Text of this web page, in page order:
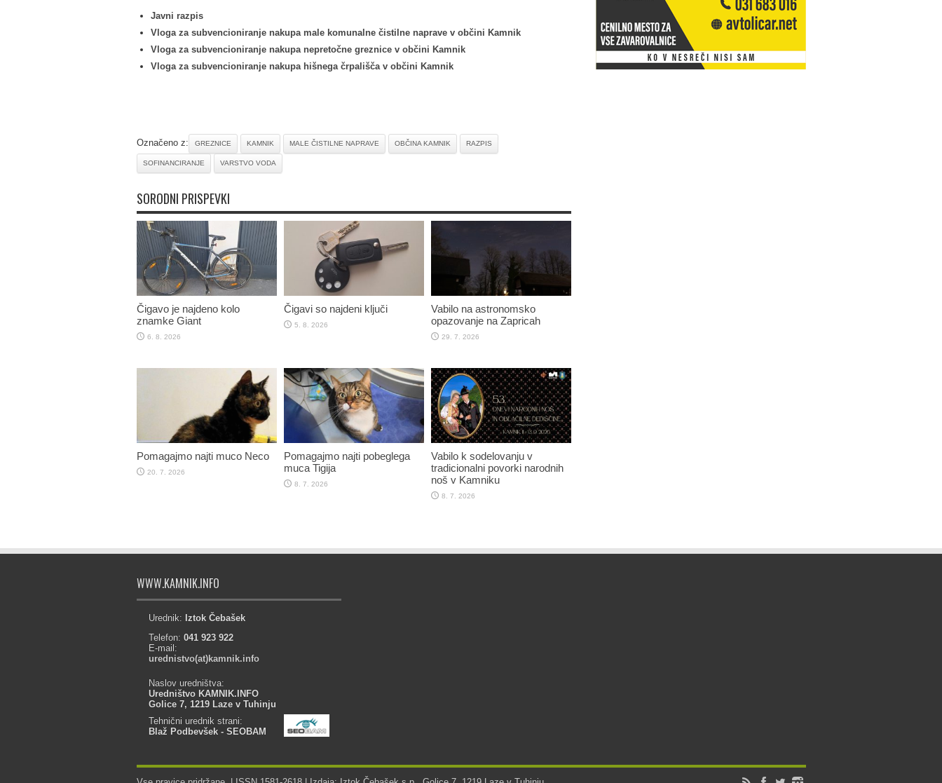
Javni razpis
Vloga za subvencioniranje nakupa male komunalne čistilne naprave v občini Kamnik
Vloga za subvencioniranje nakupa nepretočne greznice v občini Kamnik
Vloga za subvencioniranje nakupa hišnega črpališča v občini Kamnik
Označeno z: GREZNICE KAMNIK MALE ČISTILNE NAPRAVE OBČINA KAMNIK RAZPIS
SOFINANCIRANJE VARSTVO VODA
SORODNI PRISPEVKI
Čigavo je najdeno kolo
znamke Giant
6. 8. 2026
Čigavi so najdeni ključi
5. 8. 2026
Vabilo na astronomsko
opazovanje na Zapricah
29. 7. 2026
Pomagajmo najti muco Neco
20. 7. 2026
Pomagajmo najti pobeglega
muca Tigija
8. 7. 2026
Vabilo k sodelovanju v
tradicionalni povorki narodnih
noš v Kamniku
8. 7. 2026
WWW.KAMNIK.INFO
Urednik: Iztok Čebašek
Telefon: 041 923 922
E-mail:
urednistvo(at)kamnik.info
Naslov uredništva:
Uredništvo KAMNIK.INFO
Golice 7, 1219 Laze v Tuhinju
Tehnični urednik strani:
Blaž Podbevšek - SEOBAM